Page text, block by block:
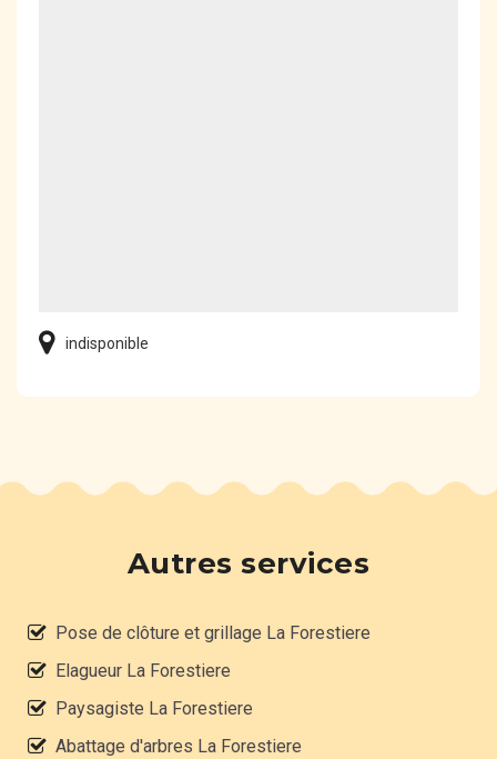
indisponible
Autres services
Pose de clôture et grillage La Forestiere
Elagueur La Forestiere
Paysagiste La Forestiere
Abattage d'arbres La Forestiere